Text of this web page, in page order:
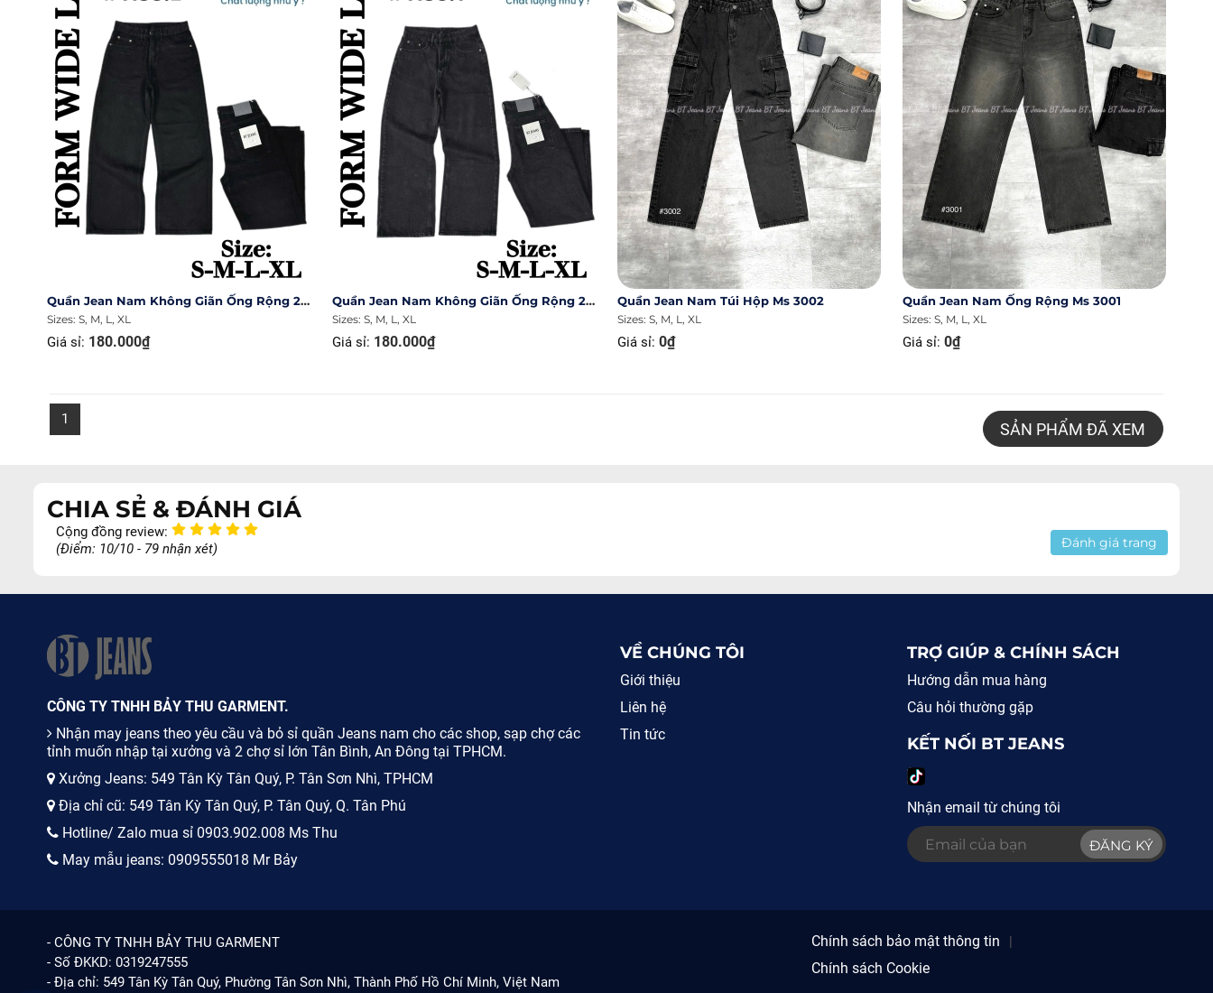
Quần Jean Nam Không Giãn Ống Rộng 27cm Ms 1135.2
Sizes: S, M, L, XL
Giá sỉ: 180.000₫
Quần Jean Nam Không Giãn Ống Rộng 27cm Ms 1135.1
Sizes: S, M, L, XL
Giá sỉ: 180.000₫
Quần Jean Nam Túi Hộp Ms 3002
Sizes: S, M, L, XL
Giá sỉ: 0₫
Quần Jean Nam Ống Rộng Ms 3001
Sizes: S, M, L, XL
Giá sỉ: 0₫
1
SẢN PHẨM ĐÃ XEM
CHIA SẺ & ĐÁNH GIÁ
Cộng đồng review:
(Điểm: 10/10 - 79 nhận xét)
Đánh giá trang
CÔNG TY TNHH BẢY THU GARMENT.
Nhận may jeans theo yêu cầu và bỏ sỉ quần Jeans nam cho các shop, sạp chợ các
tỉnh muốn nhập tại xưởng và 2 chợ sỉ lớn Tân Bình, An Đông tại TPHCM.
Xưởng Jeans: 549 Tân Kỳ Tân Quý, P. Tân Sơn Nhì, TPHCM
Địa chỉ cũ: 549 Tân Kỳ Tân Quý, P. Tân Quý, Q. Tân Phú
Hotline/ Zalo mua sỉ 0903.902.008 Ms Thu
May mẫu jeans: 0909555018 Mr Bảy
VỀ CHÚNG TÔI
Giới thiệu
Liên hệ
Tin tức
TRỢ GIÚP & CHÍNH SÁCH
Hướng dẫn mua hàng
Câu hỏi thường gặp
KẾT NỐI BT JEANS
Nhận email từ chúng tôi
ĐĂNG KÝ
- CÔNG TY TNHH BẢY THU GARMENT
- Số ĐKKD: 0319247555
- Địa chỉ: 549 Tân Kỳ Tân Quý, Phường Tân Sơn Nhì, Thành Phố Hồ Chí Minh, Việt Nam
Chính sách bảo mật thông tin
Chính sách Cookie